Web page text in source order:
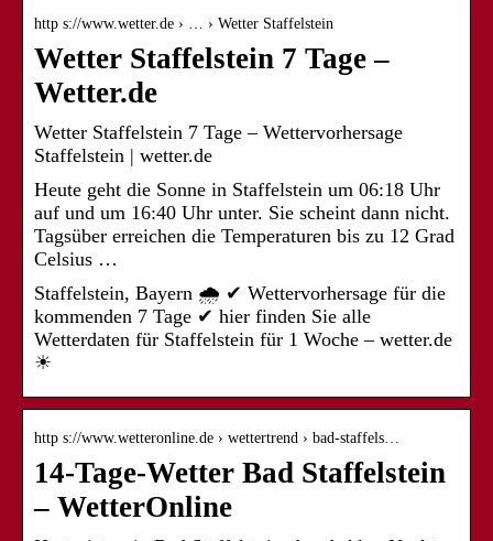
http s://www.wetter.de › … › Wetter Staffelstein
Wetter Staffelstein 7 Tage –
Wetter.de
Wetter Staffelstein 7 Tage – Wettervorhersage
Staffelstein | wetter.de
Heute geht die Sonne in Staffelstein um 06:18 Uhr
auf und um 16:40 Uhr unter. Sie scheint dann nicht.
Tagsüber erreichen die Temperaturen bis zu 12 Grad
Celsius …
Staffelstein, Bayern 🌧️ ✔ Wettervorhersage für die
kommenden 7 Tage ✔ hier finden Sie alle
Wetterdaten für Staffelstein für 1 Woche – wetter.de
☀
http s://www.wetteronline.de › wettertrend › bad-staffels…
14-Tage-Wetter Bad Staffelstein
– WetterOnline